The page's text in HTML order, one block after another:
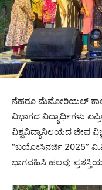
ನೆಹರೂ ಮೆಮೋರಿಯಲ್
ವಿಭಾಗದ ವಿದ್ಯಾರ್ಥಿಗಳು
ವಿಶ್ವವಿದ್ಯಾನಿಲಯದ ಜೀವ
“ಬಯೋಸಿನರ್ಜಿ 2025”
ಭಾಗವಹಿಸಿ ಹಲವು